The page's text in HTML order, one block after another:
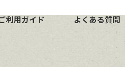
利用ガイド よくある質問